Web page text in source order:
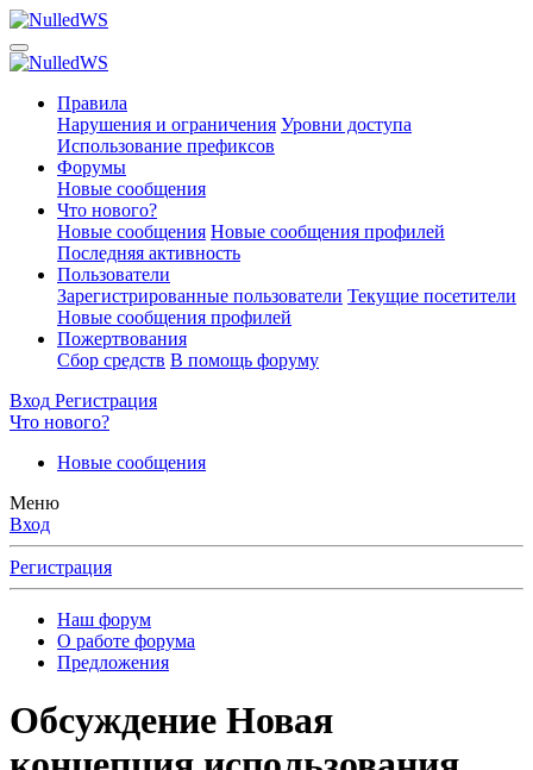
Правила
Нарушения и ограничения Уровни доступа
Использование префиксов
Форумы
Новые сообщения
Что нового?
Новые сообщения Новые сообщения профилей
Последняя активность
Пользователи
Зарегистрированные пользователи Текущие посетители
Новые сообщения профилей
Пожертвования
Сбор средств В помощь форуму
Вход Регистрация
Что нового?
Новые сообщения
Меню
Вход
Регистрация
Наш форум
О работе форума
Предложения
Обсуждение Новая